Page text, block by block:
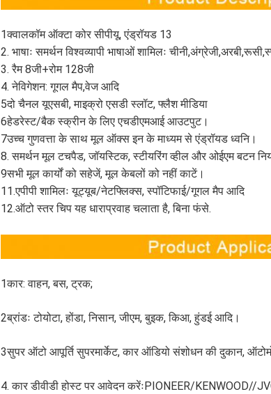
1क्वालकॉम ऑक्टा कोर सीपीयू, एंड्रॉयड 13
2. भाषाः समर्थन विश्वव्यापी भाषाओं शामिलः
3. रैम 8जी+रोम 128जी
4. नेविगेशन: गूगल मैप,वेज आदि
5दो चैनल यूएसबी, माइक्रो एसडी स्लॉट, फ्लैश मीडिया
6हेडरेस्ट/बैक स्क्रीन के लिए एचडीएमआई आउटपुट।
7उच्च गुणवत्ता के साथ मूल ऑक्स इन के माध्यम से एंड्रॉयड ध्वनि।
8. समर्थन मूल टचपैड, जॉयस्टिक, स्टीयरिंग व्हील और ओईएम बटन
9सभी मूल कार्यों को सहेजें, मूल केबलों को नहीं काटें।
11.एपीपी शामिलः यूट्यूब/नेटफ्लिक्स, स्पॉटिफाई/गूगल मैप आदि
12.ऑटो स्तर चिप यह धाराप्रवाह चलाता है, बिना फंसे.
1कार: वाहन, बस, ट्रक;
2ब्रांडः टोयोटा, होंडा, निसान, जीएम, बुइक, किआ, हुंडई आदि।
3सुपर ऑटो आपूर्ति सुपरमार्केट, कार ऑडियो संशोधन की दुकान,
4. कार डीवीडी होस्ट पर आवेदन करेंःPIONEER/KENWOOD//